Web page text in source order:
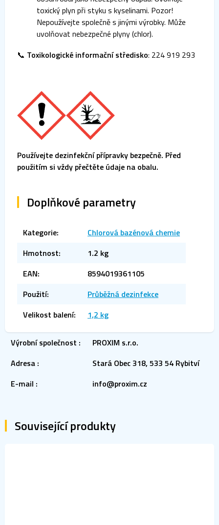
Související produkty
toxický plyn při styku s kyselinami. Pozor!
Nepoužívejte společně s jinými výrobky. Může
uvolňovat nebezpečné plyny (chlor).
📞 Toxikologické informační středisko: 224 919 293
Používejte dezinfekční přípravky bezpečně. Před
použitím si vždy přečtěte údaje na obalu.
Doplňkové parametry
Kategorie:
Chlorová bazénová chemie
Hmotnost:
1.2 kg
EAN:
8594019361105
Použití:
Průběžná dezinfekce
Velikost balení: 1,2 kg
Výrobní společnost :
PROXIM s.r.o.
Adresa :
Stará Obec 318, 533 54 Rybitví
E-mail : info@proxim.cz